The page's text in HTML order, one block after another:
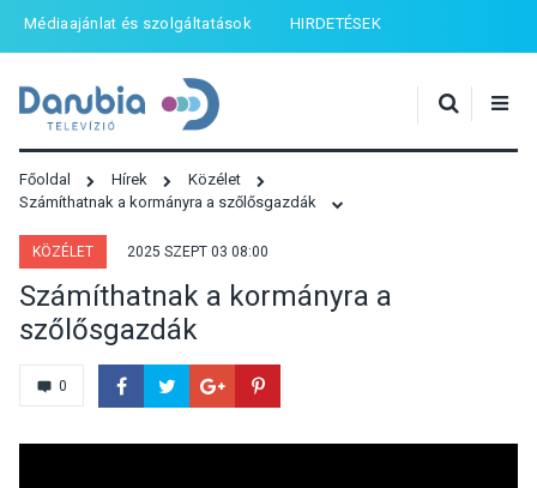
Médiaajánlat és szolgáltatások HIRDETÉSEK
Főoldal Hírek
Közélet
Számíthatnak a kormányra a szőlősgazdák
KÖZÉLET 2025 SZEPT 03 08:00
Számíthatnak a kormányra a
szőlősgazdák
0